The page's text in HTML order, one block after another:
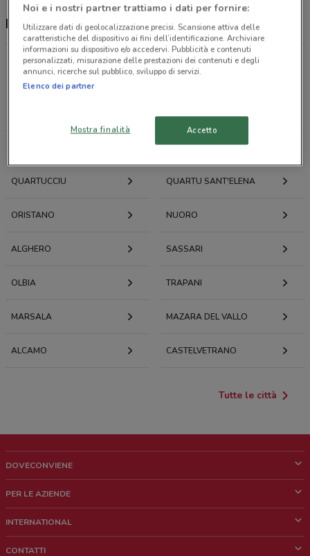
Iper Nonna Isa, offerte e negozi
Offerte volantini e cataloghi per città nelle vicinanze
CARBONIA
CAGLIARI
QUARTUCCIU QUARTU SANT'ELENA
ORISTANO NUORO
ALGHERO SASSARI
OLBIA TRAPANI
MARSALA MAZARA DEL VALLO
ALCAMO CASTELVETRANO
Tutte le città
DOVECONVIENE
Chi siamo
PER LE AZIENDE
Richieste commerciali e marketing
INTERNATIONAL
CONTATTI
Noi e i nostri partner trattiamo i dati per fornire:
Utilizzare dati di geolocalizzazione precisi. Scansione attiva delle
caratteristiche del dispositivo ai fini dell’identificazione. Archiviare
informazioni su dispositivo e/o accedervi. Pubblicità e contenuti
personalizzati, misurazione delle prestazioni dei contenuti e degli
annunci, ricerche sul pubblico, sviluppo di servizi.
Elenco dei partner
Mostra finalità Accetto